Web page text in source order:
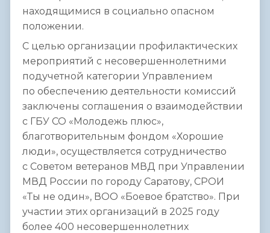
находящимися в социально опасном
положении.
С целью организации профилактических
мероприятий с несовершеннолетними
подучетной категории Управлением
по обеспечению деятельности комиссий
заключены соглашения о взаимодействии
с ГБУ СО «Молодежь плюс»,
благотворительным фондом «Хорошие
люди», осуществляется сотрудничество
с Советом ветеранов МВД при Управлении
МВД России по городу Саратову, СРОИ
«Ты не один», ВОО «Боевое братство». При
участии этих организаций в 2025 году
более 400 несовершеннолетних